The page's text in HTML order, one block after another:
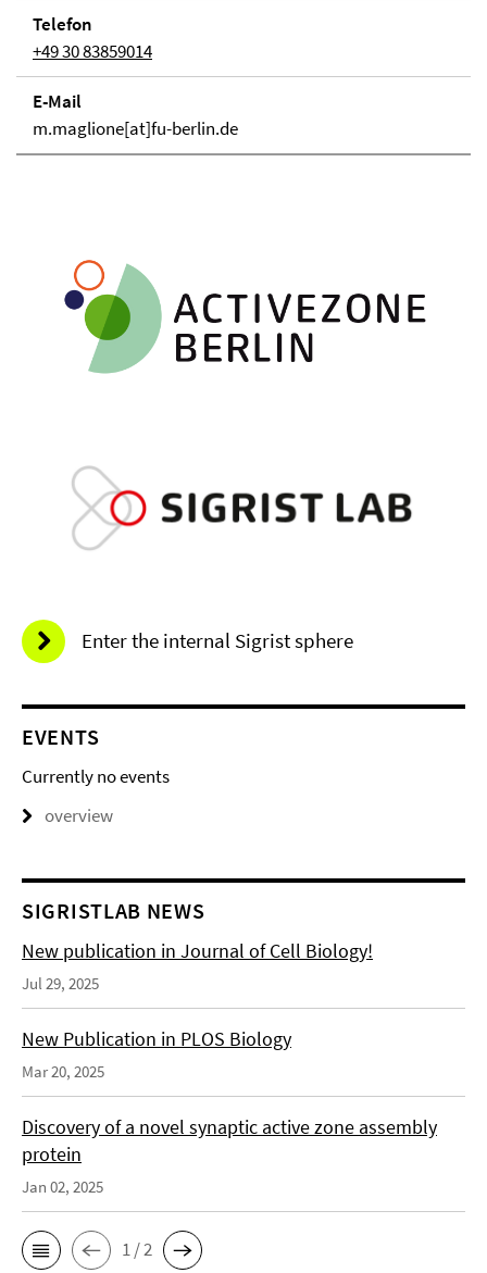
Telefon
+49 30 83859014
E-Mail
m.maglione[at]fu-berlin.de
Enter the internal Sigrist sphere
EVENTS
Currently no events
overview
SIGRISTLAB NEWS
New publication in Journal of Cell Biology!
Jul 29, 2025
New Publication in PLOS Biology
Mar 20, 2025
Discovery of a novel synaptic active zone assembly
protein
Jan 02, 2025
1 / 2